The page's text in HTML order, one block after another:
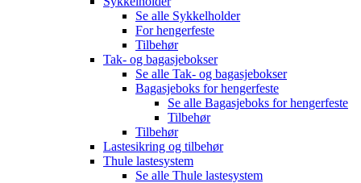
Se alle Sykkelholder
For hengerfeste
Tilbehør
Tak- og bagasjebokser
Se alle Tak- og bagasjebokser
Bagasjeboks for hengerfeste
Se alle Bagasjeboks for hengerfeste
Tilbehør
Tilbehør
Lastesikring og tilbehør
Thule lastesystem
Se alle Thule lastesystem